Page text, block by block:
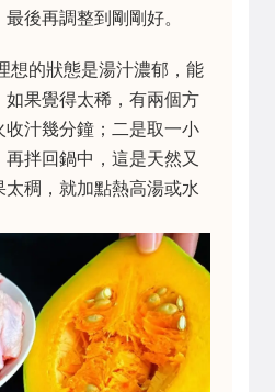
後再調整到剛剛好。
想的狀態是湯汁濃郁，能
如果覺得太稀，有兩個方
收汁幾分鐘；二是取一小
拌回鍋中，這是天然又
稠，就加點熱高湯或水